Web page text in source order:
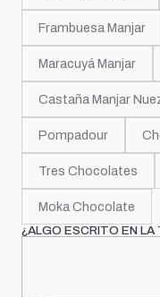
Frambuesa Manjar
Maracuyá Manjar
Castaña Manjar
Pompadour
Tres Chocolates
Moka Chocolate
¿ALGO ESCRITO EN